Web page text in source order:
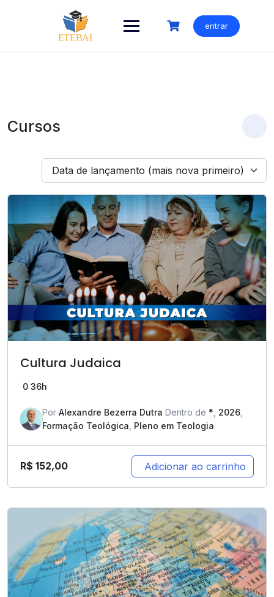
entrar
Cursos
Data de lançamento (mais nova primeiro)
Cultura Judaica
0 36h
Por Alexandre Bezerra Dutra Dentro de * 2026
Formação Teológica Pleno em Teologia
R$ 152,00 Adicionar ao carrinho